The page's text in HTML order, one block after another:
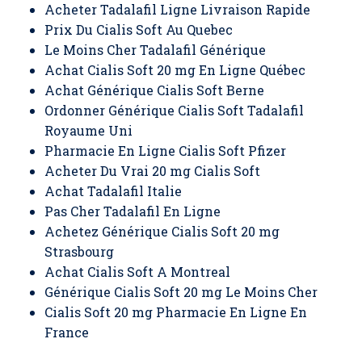
Acheter Tadalafil Ligne Livraison Rapide
Prix Du Cialis Soft Au Quebec
Le Moins Cher Tadalafil Générique
Achat Cialis Soft 20 mg En Ligne Québec
Achat Générique Cialis Soft Berne
Ordonner Générique Cialis Soft Tadalafil
Royaume Uni
Pharmacie En Ligne Cialis Soft Pfizer
Acheter Du Vrai 20 mg Cialis Soft
Achat Tadalafil Italie
Pas Cher Tadalafil En Ligne
Achetez Générique Cialis Soft 20 mg
Strasbourg
Achat Cialis Soft A Montreal
Générique Cialis Soft 20 mg Le Moins Cher
Cialis Soft 20 mg Pharmacie En Ligne En
France